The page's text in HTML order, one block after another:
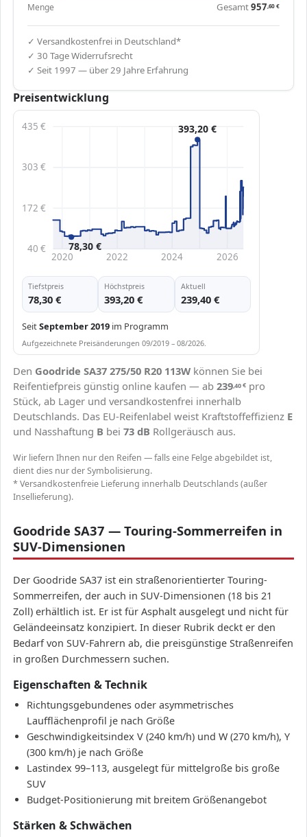
Menge Gesamt957,60€
✓ Versandkostenfrei in Deutschland*
✓ 30 Tage Widerrufsrecht
✓ Seit 1997 — über 29 Jahre Erfahrung
Preisentwicklung
40 €
172 €
303 €
435 €
2020 2022 2024 2026
393,20 €
78,30 €
Tiefstpreis
78,30 €
Höchstpreis
393,20 €
Aktuell
239,40 €
SeitSeptember 2019 im Programm
Aufgezeichnete Preisänderungen 09/2019 – 08/2026.
Den Goodride SA37 275/50 R20 113W können Sie bei
Reifentiefpreis günstig online kaufen — ab 239,40€pro
Stück, ab Lager und versandkostenfrei innerhalb
Deutschlands. Das EU-Reifenlabel weist Kraftstoffeffizienz E
und Nasshaftung B bei 73 dB Rollgeräusch aus.
Wir liefern Ihnen nur den Reifen — falls eine Felge abgebildet ist,
dient dies nur der Symbolisierung.
* Versandkostenfreie Lieferung innerhalb Deutschlands (außer
Insellieferung).
Goodride SA37 — Touring-Sommerreifen in
SUV-Dimensionen
Der Goodride SA37 ist ein straßenorientierter Touring-
Sommerreifen, der auch in SUV-Dimensionen (18 bis 21
Zoll) erhältlich ist. Er ist für Asphalt ausgelegt und nicht für
Geländeeinsatz konzipiert. In dieser Rubrik deckt er den
Bedarf von SUV-Fahrern ab, die preisgünstige Straßenreifen
in großen Durchmessern suchen.
Eigenschaften & Technik
Richtungsgebundenes oder asymmetrisches
Laufflächenprofil je nach Größe
Geschwindigkeitsindex V (240 km/h) und W (270 km/h), Y
(300 km/h) je nach Größe
Lastindex 99–113, ausgelegt für mittelgroße bis große
SUV
Budget-Positionierung mit breitem Größenangebot
Stärken & Schwächen